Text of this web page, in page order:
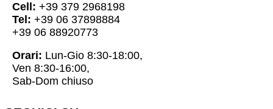
Cell: +39 379 2968198
Tel: +39 06 37898884
+39 06 88920773
Orari: Lun-Gio 8:30-18:00,
Ven 8:30-16:00,
Sab-Dom chiuso